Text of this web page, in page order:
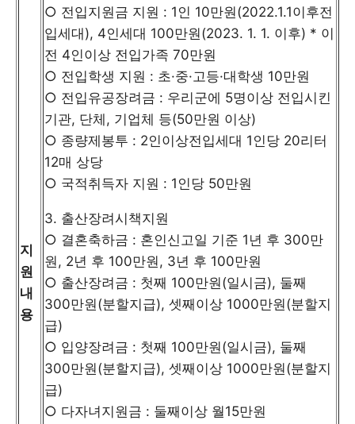
지
원
내
용
○ 전입지원금 지원 : 1인 10만원(2022.1.1이후전
입세대), 4인세대 100만원(2023. 1. 1. 이후) * 이
전 4인이상 전입가족 70만원
○ 전입학생 지원 : 초·중·고등·대학생 10만원
○ 전입유공장려금 : 우리군에 5명이상 전입시킨
기관, 단체, 기업체 등(50만원 이상)
○ 종량제봉투 : 2인이상전입세대 1인당 20리터
12매 상당
○ 국적취득자 지원 : 1인당 50만원
3. 출산장려시책지원
○ 결혼축하금 : 혼인신고일 기준 1년 후 300만
원, 2년 후 100만원, 3년 후 100만원
○ 출산장려금 : 첫째 100만원(일시금), 둘째
300만원(분할지급), 셋째이상 1000만원(분할지
급)
○ 입양장려금 : 첫째 100만원(일시금), 둘째
300만원(분할지급), 셋째이상 1000만원(분할지
급)
○ 다자녀지원금 : 둘째이상 월15만원